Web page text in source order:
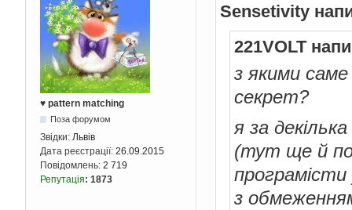
♥ pattern matching
Поза форумом
Звідки: Львів
Дата реєстрації: 26.09.2015
Повідомлень: 2 719
Репутація: 1873
Sensetivity
221VOLT
з якими
секрет?
я за
(тут ще й
з